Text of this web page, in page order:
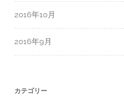
2016年10月
2016年9月
カテゴリー